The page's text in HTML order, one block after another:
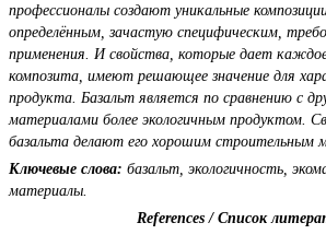
профессионалы создают уникальные
определённым, зачастую специфическим,
применения. И свойства, которые дает
композита, имеют решающее значение для
продукта. Базальт является по сравнению с
материалами более экологичным продуктом.
базальта делают его хорошим строительным
Ключевые слова: базальт, экологичность,
материалы.
References / Список